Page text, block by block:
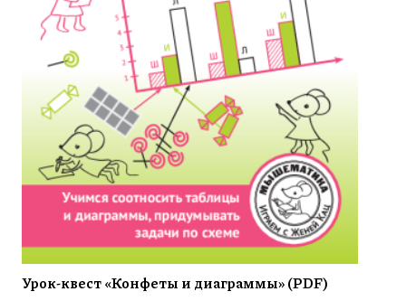
Урок-квест «Конфеты и диаграммы» (PDF)